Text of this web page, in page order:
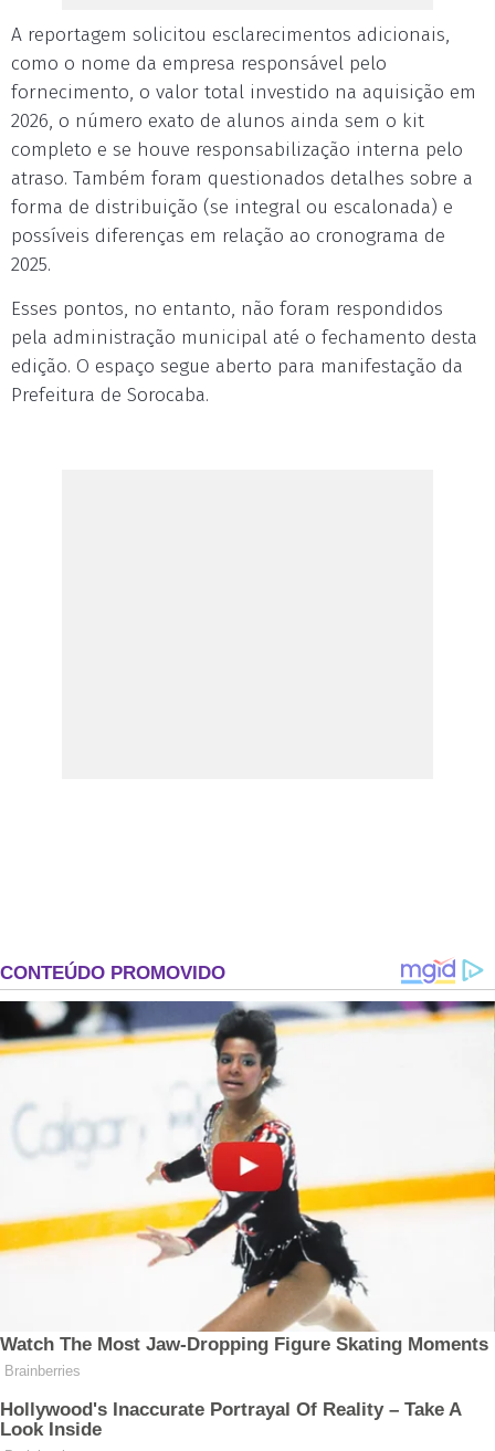
A reportagem solicitou esclarecimentos adicionais,
como o nome da empresa responsável pelo
fornecimento, o valor total investido na aquisição em
2026, o número exato de alunos ainda sem o kit
completo e se houve responsabilização interna pelo
atraso. Também foram questionados detalhes sobre a
forma de distribuição (se integral ou escalonada) e
possíveis diferenças em relação ao cronograma de
2025.
Esses pontos, no entanto, não foram respondidos
pela administração municipal até o fechamento desta
edição. O espaço segue aberto para manifestação da
Prefeitura de Sorocaba.